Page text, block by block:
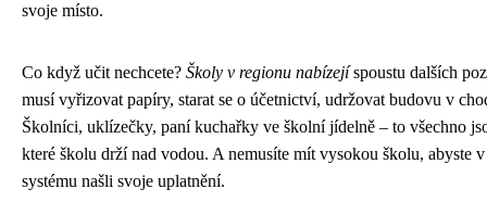
svoje místo.
Co když učit nechcete? Školy v regionu nabízejíspoustu dalších
musí vyřizovat papíry, starat se o účetnictví, udržovat budovu v
Školníci, uklízečky, paní kuchařky ve školní jídelně – to všechno
které školu drží nad vodou. A nemusíte mít vysokou školu, abyste
systému našli svoje uplatnění.